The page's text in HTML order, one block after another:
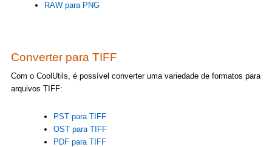
RAW para PNG
Converter para TIFF
Com o CoolUtils, é possível converter uma variedade de formatos para
arquivos TIFF:
PST para TIFF
OST para TIFF
PDF para TIFF